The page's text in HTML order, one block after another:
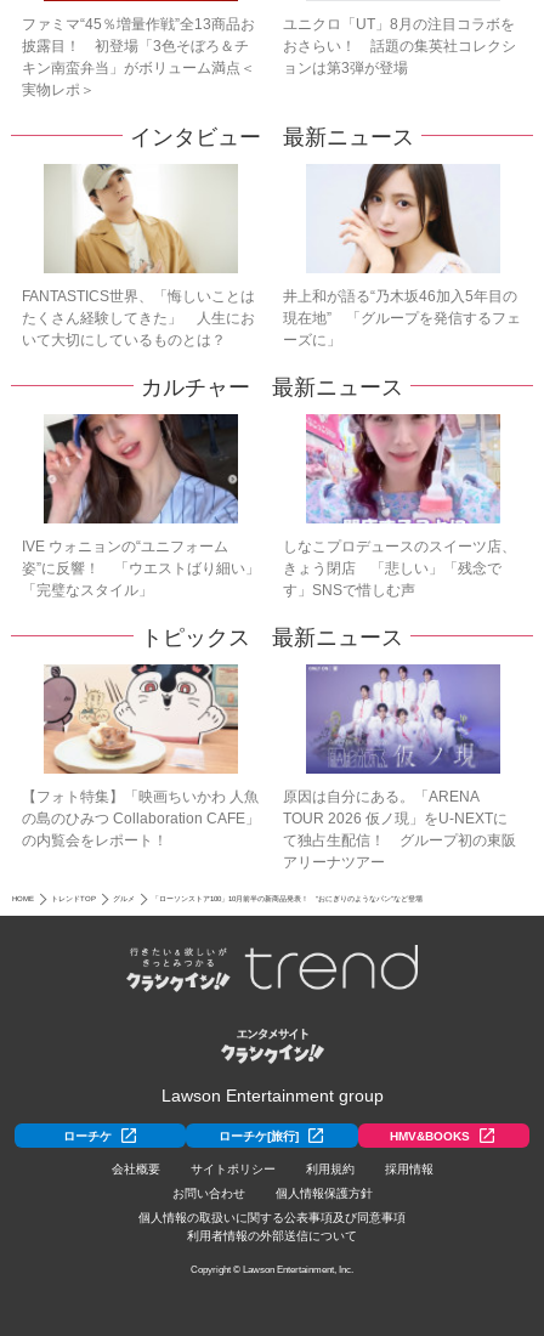
ファミマ“45％増量作戦”全13商品お
披露目！ 初登場「3色そぼろ＆チ
キン南蛮弁当」がボリューム満点＜
実物レポ＞
ユニクロ「UT」8月の注目コラボを
おさらい！ 話題の集英社コレクシ
ョンは第3弾が登場
インタビュー 最新ニュース
FANTASTICS世界、「悔しいことは
たくさん経験してきた」 人生にお
いて大切にしているものとは？
井上和が語る“乃木坂46加入5年目の
現在地” 「グループを発信するフェ
ーズに」
カルチャー 最新ニュース
IVE ウォニョンの“ユニフォーム
姿”に反響！ 「ウエストばり細い」
「完璧なスタイル」
しなこプロデュースのスイーツ店、
きょう閉店 「悲しい」「残念で
す」SNSで惜しむ声
トピックス 最新ニュース
【フォト特集】「映画ちいかわ 人魚
の島のひみつ Collaboration CAFE」
の内覧会をレポート！
原因は自分にある。「ARENA
TOUR 2026 仮ノ現」をU-NEXTに
て独占生配信！ グループ初の東阪
アリーナツアー
HOME トレンドTOP グルメ 「ローソンストア100」10月前半の新商品発表！ “おにぎりのようなパン”など登場
Lawson Entertainment group
ローチケ ローチケ[旅行] HMV&BOOKS
会社概要 サイトポリシー 利用規約
採用情報
お問い合わせ
個人情報保護方針
個人情報の取扱いに関する公表事項及び同意事項
利用者情報の外部送信について
Copyright © Lawson Entertainment, Inc.